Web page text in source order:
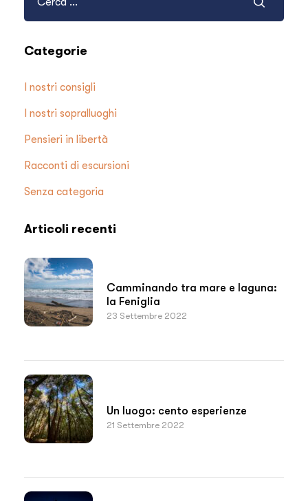
Categorie
I nostri consigli
I nostri sopralluoghi
Pensieri in libertà
Racconti di escursioni
Senza categoria
Articoli recenti
Camminando tra mare e laguna:
la Feniglia
23 Settembre 2022
Un luogo: cento esperienze
21 Settembre 2022